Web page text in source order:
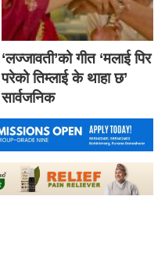
‘लज्जावती’को गीत ‘मलाई पिर
परेको तिम्लाई के थाहा छ’
सार्वजनिक